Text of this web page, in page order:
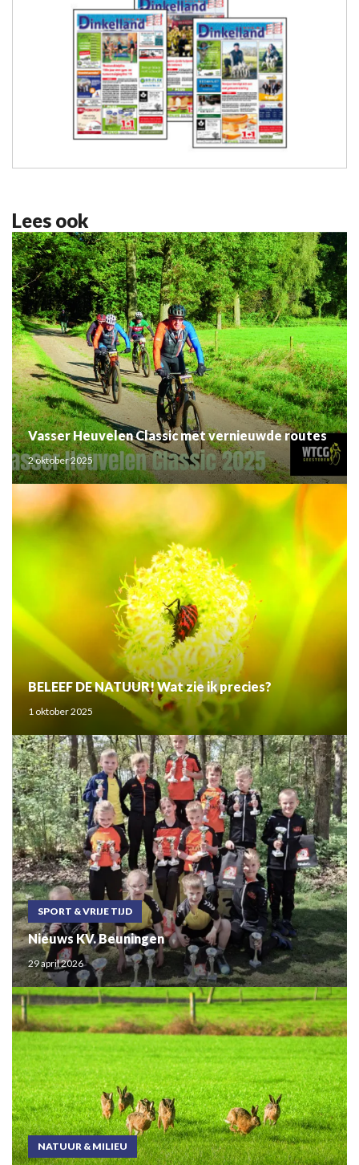
Lees ook
Vasser Heuvelen Classic met vernieuwde routes
2 oktober 2025
BELEEF DE NATUUR! Wat zie ik precies?
1 oktober 2025
SPORT & VRIJE TIJD
Nieuws KV. Beuningen
29 april 2026
NATUUR & MILIEU